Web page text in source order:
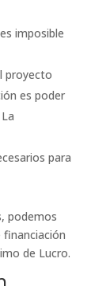
imposible
proyecto
es poder
para
podemos
de Lucro.